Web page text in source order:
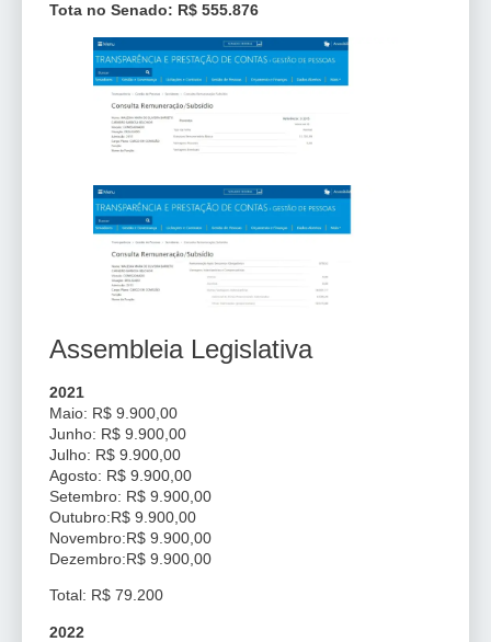
Tota no Senado: R$ 555.876
Assembleia Legislativa
2021
Maio: R$ 9.900,00
Junho: R$ 9.900,00
Julho: R$ 9.900,00
Agosto: R$ 9.900,00
Setembro: R$ 9.900,00
Outubro:R$ 9.900,00
Novembro:R$ 9.900,00
Dezembro:R$ 9.900,00
Total: R$ 79.200
2022